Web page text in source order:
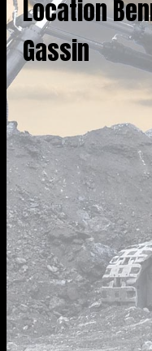
Location
Gassin